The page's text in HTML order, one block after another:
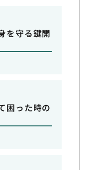
を守る鍵開
困った時の